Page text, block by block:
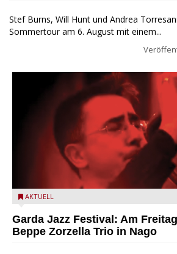
Stef Burns, Will Hunt und Andrea
Sommertour am 6. August mit einem...
Beppe Zorzella Trio zu Gast beim Garda
AKTUELL
Garda Jazz Festival: Am
Beppe Zorzella Trio in Nago